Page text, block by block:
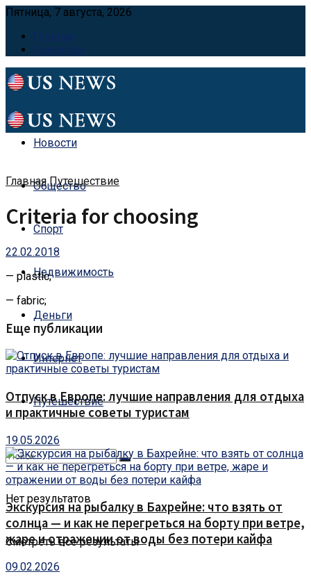
Пятница, 7 августа, 2026
Главная
Контакты
Новости
Общество
Спорт
Недвижимость
Деньги
Интернет
Путешествие
Нет результатов
Смотреть все результаты
Главная Путешествие
Criteria for choosing
22.02.2018
— plastic;
— fabric;
Еще публикации
Отпуск в Европе: лучшие направления для отдыха
и практичные советы туристам
19.05.2026
Экскурсия на рыбалку в Бахрейне: что взять от
солнца — и как не перегреться на борту при ветре,
жаре и отражении от воды без потери кайфа
09.02.2026